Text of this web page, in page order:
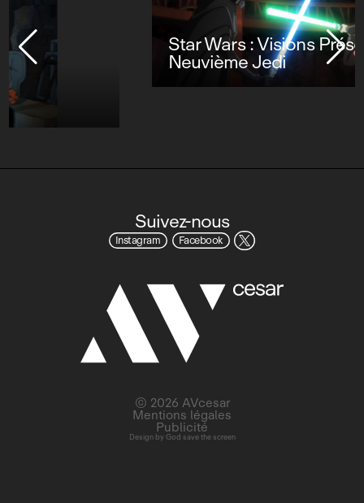
Star Wars : Visions Présente - Le
Neuvième Jedi
Suivez-nous
Instagram Facebook
Design by God save the screen
© 2026 AVcesar
Mentions légales
Publicité